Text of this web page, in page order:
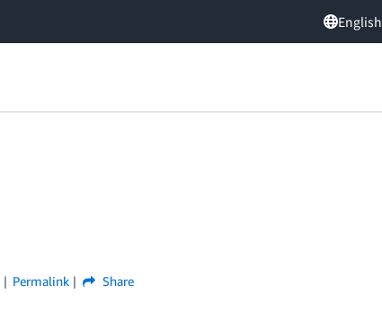
English
Permalink Share